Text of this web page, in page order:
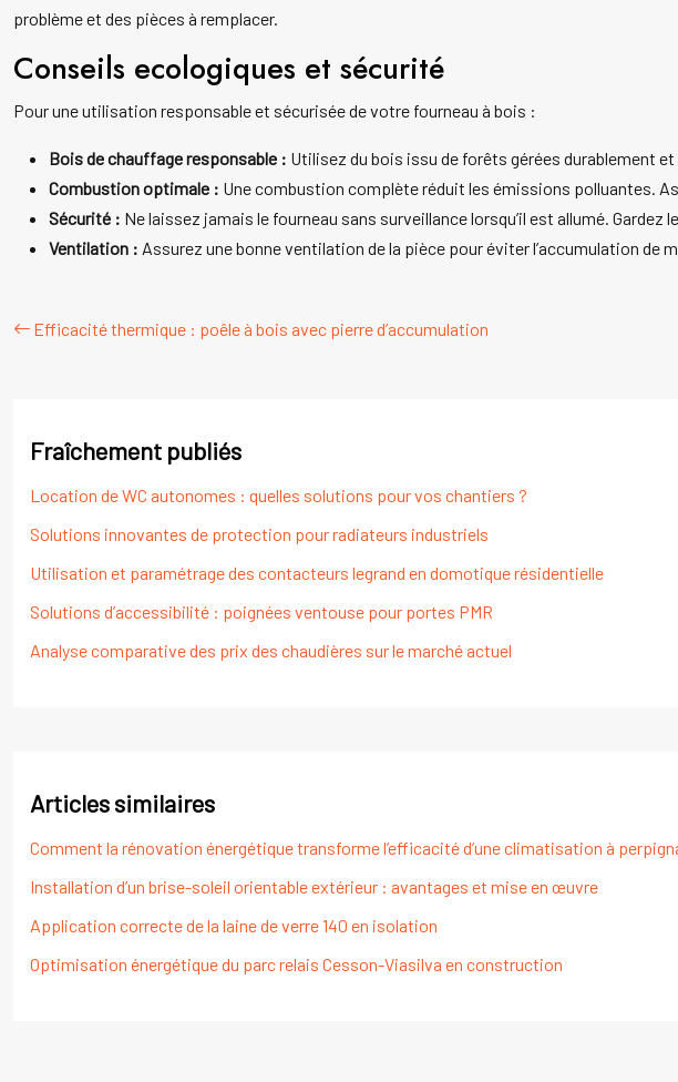
problème et des pièces à remplacer.
Conseils ecologiques et sécurité
Pour une utilisation responsable et sécurisée de votre fourneau à bois :
Bois de chauffage responsable : Utilisez du bois issu de forêts gérées durablement
Combustion optimale : Une combustion complète réduit les émissions polluantes.
Sécurité : Ne laissez jamais le fourneau sans surveillance lorsqu’il est allumé.
Ventilation : Assurez une bonne ventilation de la pièce pour éviter l’accumulation de
Efficacité thermique : poêle à bois avec pierre d’accumulation
Fraîchement publiés
Location de WC autonomes : quelles solutions pour vos chantiers ?
Solutions innovantes de protection pour radiateurs industriels
Utilisation et paramétrage des contacteurs legrand en domotique résidentielle
Solutions d’accessibilité : poignées ventouse pour portes PMR
Analyse comparative des prix des chaudières sur le marché actuel
Articles similaires
Comment la rénovation énergétique transforme l’efficacité d’une climatisation à
Installation d’un brise-soleil orientable extérieur : avantages et mise en œuvre
Application correcte de la laine de verre 140 en isolation
Optimisation énergétique du parc relais Cesson-Viasilva en construction